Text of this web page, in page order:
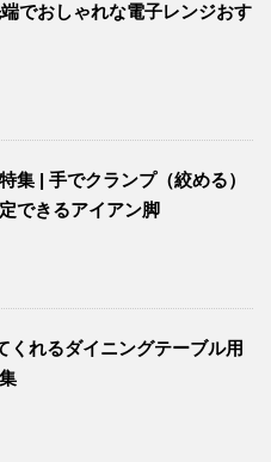
端でおしゃれな電子レンジおす
集 | 手でクランプ（絞める）
できるアイアン脚
くれるダイニングテーブル用